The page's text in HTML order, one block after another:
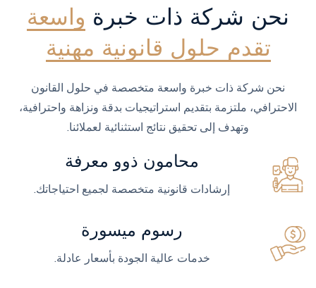
نحن شركة ذات خبرة واسعة
تقدم حلول قانونية مهنية
نحن شركة ذات خبرة واسعة متخصصة في حلول القانون
الاحترافي، ملتزمة بتقديم استراتيجيات بدقة ونزاهة واحترافية،
وتهدف إلى تحقيق نتائج استثنائية لعملائنا.
محامون ذوو معرفة
إرشادات قانونية متخصصة لجميع احتياجاتك.
رسوم ميسورة
خدمات عالية الجودة بأسعار عادلة.